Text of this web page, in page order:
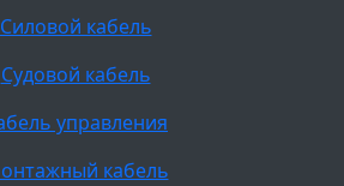
Силовой кабель
Судовой кабель
управления
кабель